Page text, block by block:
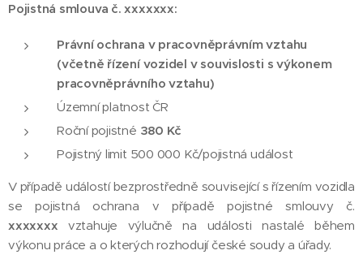
Pojistná smlouva č. xxxxxxx:
Právní ochrana v pracovněprávním vztahu
(včetně řízení vozidel v souvislosti s výkonem
pracovněprávního vztahu)
Územní platnost ČR
Roční pojistné 380 Kč
Pojistný limit 500 000 Kč/pojistná událost
V případě událostí bezprostředně související s řízením vozidla
se pojistná ochrana v případě pojistné smlouvy č.
xxxxxxx vztahuje výlučně na události nastalé během
výkonu práce a o kterých rozhodují české soudy a úřady.